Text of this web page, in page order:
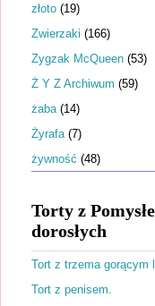
złoto (19)
Zwierzaki (166)
Zygzak McQueen (53)
Ż Y Z Archiwum (59)
żaba (14)
Żyrafa (7)
żywność (48)
Torty z
dorosłych
Tort z trzema gorącym
Tort z penisem.